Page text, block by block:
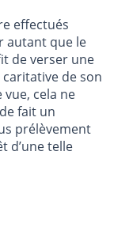
effectués
autant que le
de verser une
de son
cela ne
fait un
prélèvement
d’une telle